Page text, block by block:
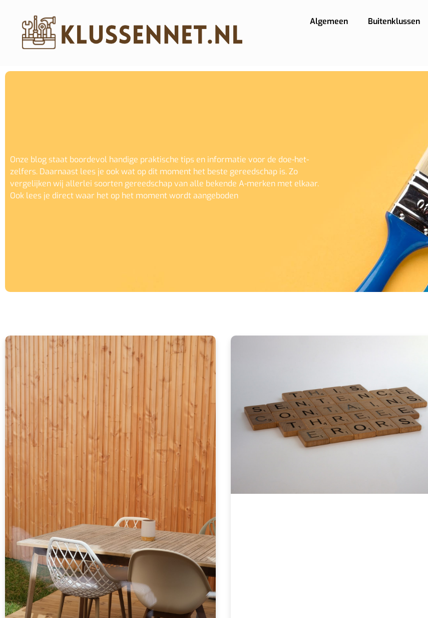
Algemeen Buitenklussen
Onze blog staat boordevol handige praktische tips en informatie voor de doe-het-
zelfers. Daarnaast lees je ook wat op dit moment het beste gereedschap is. Zo
vergelijken wij allerlei soorten gereedschap van alle bekende A-merken met elkaar.
Ook lees je direct waar het op het moment wordt aangeboden